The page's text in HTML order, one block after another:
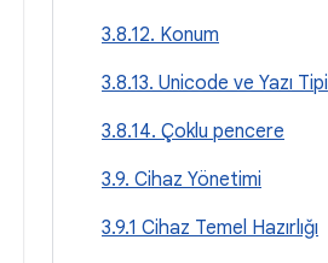
3.8.12. Konum
3.8.13. Unicode ve Yazı Tipi
3.8.14. Çoklu pencere
3.9. Cihaz Yönetimi
3.9.1 Cihaz Temel Hazırlığı